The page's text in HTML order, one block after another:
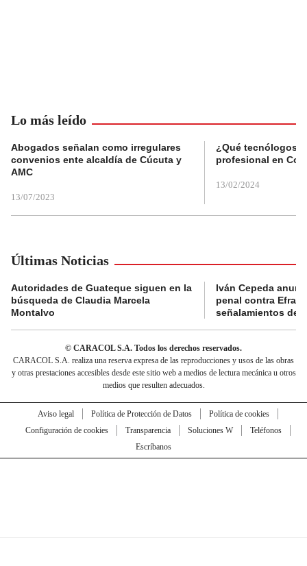
Lo más leído
Abogados señalan como irregulares
convenios ente alcaldía de Cúcuta y
AMC
13/07/2023
¿Qué tecnólogos
profesional en
13/02/2024
Últimas Noticias
Autoridades de Guateque siguen en la
búsqueda de Claudia Marcela
Montalvo
Iván Cepeda
penal contra
señalamientos de
© CARACOL S.A. Todos los derechos reservados.
CARACOL S.A. realiza una reserva expresa de las reproducciones y usos de las obras
y otras prestaciones accesibles desde este sitio web a medios de lectura mecánica u otros
medios que resulten adecuados.
Aviso legal Política de Protección de Datos
Política de cookies
Configuración de cookies
Transparencia Soluciones W
Teléfonos
Escríbanos